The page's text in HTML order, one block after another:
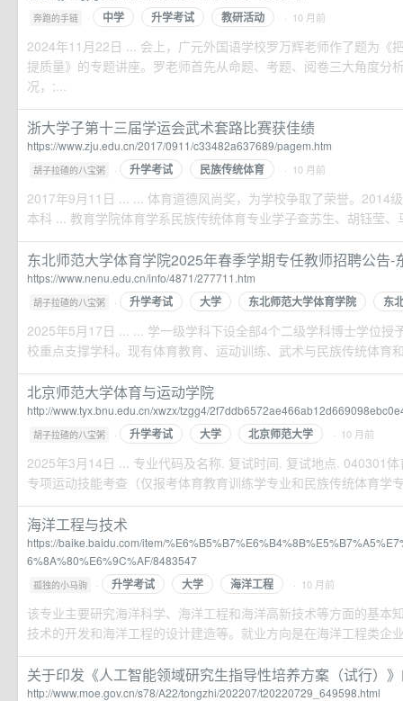
奔跑的手链 · 中学 升学考试 教研活动 · 10 月前
2024年11月22日 ... 会上，广元外国语学校罗万辉老师作了题为《
提质量》的专题讲座。罗老师首先从命题、考题、阅卷三大角度分
况，;...
浙大学子第十三届学运会武术套路比赛获佳绩
https://www.zju.edu.cn/2017/0911/c33482a637689/pagem.htm
胡子拉碴的八宝粥 · 升学考试 民族传统体育 · 10 月前
2017年9月11日 ... ... 体育道德风尚奖，为学校争取了荣誉。2014
本科 ... 教育学院体育学系民族传统体育专业学子查苏生、胡钰莹、
东北师范大学体育学院2025年春季学期专任教师招聘公告-
https://www.nenu.edu.cn/info/4871/277711.htm
胡子拉碴的八宝粥 · 升学考试 大学 东北师范大学体育学院 东
2025年5月17日 ... ... 学一级学科下设全部4个二级学科博士学位授
校重点支撑学科。现有体育教育、运动训练、武术与民族传统体育
北京师范大学体育与运动学院
http://www.tyx.bnu.edu.cn/xwzx/tzgg4/
胡子拉碴的八宝粥 · 升学考试 大学 北京师范大学 · 10 月前
2025年3月14日 ... 专业代码及名称. 复试时间. 复试地点. 040301
专项运动技能考查（仅报考体育教育训练学专业和民族传统体育学
海洋工程与技术
https://baike.baidu.com/item/
6%8A%80%E6%9C%AF/8483547
孤独的小马驹 · 升学考试 大学 海洋工程 · 10 月前
该专业主要研究海洋科学、海洋工程和海洋高新技术等方面的基本
技术的开发和海洋工程的设计建造等。就业方向是在海洋工程类企
关于印发《人工智能领域研究生指导性培养方案（试行）
http://www.moe.gov.cn/s78/A22/tongzhi/202207/t20220729_649598.html